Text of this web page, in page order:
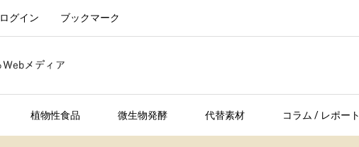
ログイン ブックマーク
植物性食品 微生物発酵 代替素材 コラム / レポート